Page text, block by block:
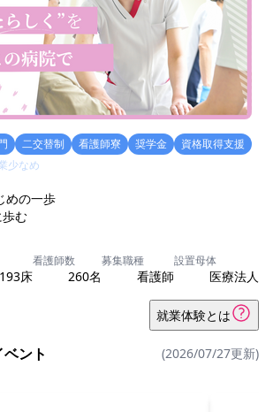
二交替制 看護師寮 奨学金
資格取得支援
少なめ
めの一歩
む
193床
看護師数
260名
募集職種
看護師
設置母体
医療法人
就業体験とは
ント (2026/07/27更新)